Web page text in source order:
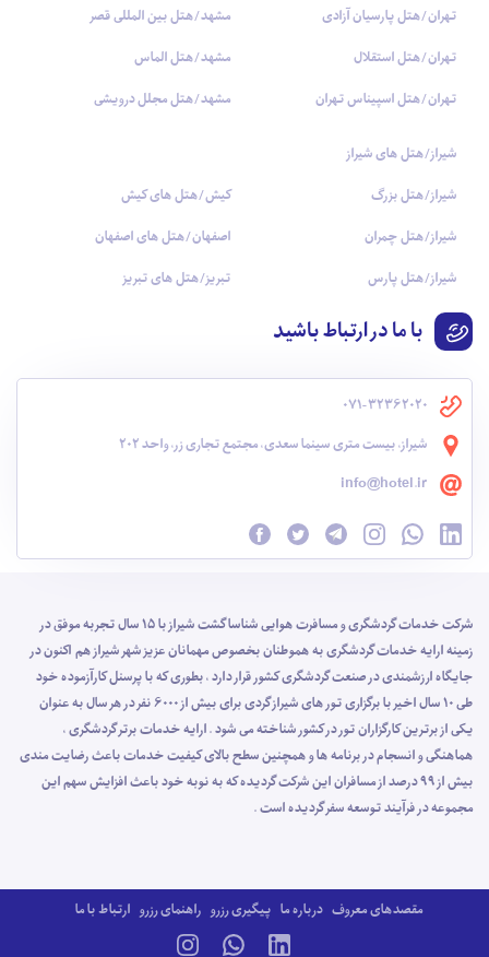
تهران/هتل پارسیان آزادی
تهران/هتل استقلال
تهران/هتل اسپیناس تهران
مشهد/هتل بین المللی قصر
مشهد/هتل الماس
مشهد/هتل مجلل درویشی
شیراز/هتل های شیراز
شیراز/هتل بزرگ
شیراز/هتل چمران
شیراز/هتل پارس
کیش/هتل های کیش
اصفهان/هتل های اصفهان
تبریز/هتل های تبریز
با ما در ارتباط باشید
071-32362020
شیراز، بیست متری سینما سعدی، مجتمع تجاری زر، واحد 202
info@hotel.ir
شرکت خدمات گردشگری و مسافرت هوایی شناسا گشت شیراز با 15 سال تجربه موفق در
زمینه ارایه خدمات گردشگری به هموطنان بخصوص مهمانان عزیز شهر شیراز هم اکنون در
جایگاه ارزشمندی در صنعت گردشگری کشور قرار دارد ، بطوری که با پرسنل کارآزموده خود
طی 10 سال اخیر با برگزاری تور های شیراز گردی برای بیش از 6000 نفر در هر سال به عنوان
یکی از برترین کارگزاران تور در کشور شناخته می شود . ارایه خدمات برتر گردشگری ،
هماهنگی و انسجام در برنامه ها و همچنین سطح بالای کیفیت خدمات باعث رضایت مندی
بیش از 99 درصد از مسافران این شرکت گردیده که به نوبه خود باعث افزایش سهم این
مجموعه در فرآیند توسعه سفر گردیده است .
مقصدهای معروف درباره ما پیگیری رزرو راهنمای رزرو ارتباط با ما